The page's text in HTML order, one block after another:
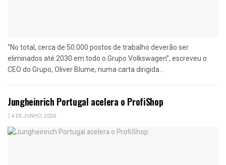
“No total, cerca de 50.000 postos de trabalho deverão ser
eliminados até 2030 em todo o Grupo Volkswagen”, escreveu o
CEO do Grupo, Oliver Blume, numa carta dirigida...
Jungheinrich Portugal acelera o ProfiShop
4 DE JUNHO, 2026